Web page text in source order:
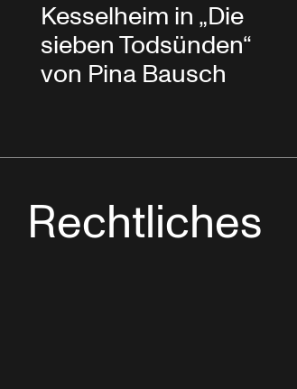
Kesselheim in „Die
sieben Todsünden“
von Pina Bausch
Rechtliches